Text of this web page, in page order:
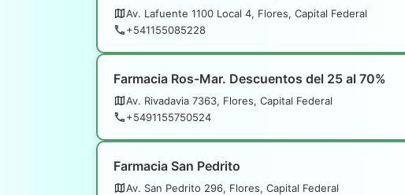
Av. Lafuente 1100 Local 4, Flores, Capital Federal
+541155085228
Farmacia Ros-Mar. Descuentos del 25 al 70%
Av. Rivadavia 7363, Flores, Capital Federal
+5491155750524
Farmacia San Pedrito
Av. San Pedrito 296, Flores, Capital Federal